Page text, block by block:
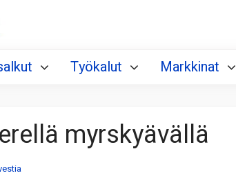
Työkalut Markkinat
myrskyävällä